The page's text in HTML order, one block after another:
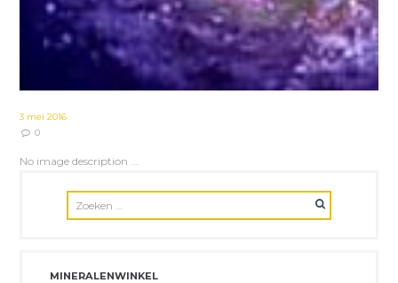
3 mei 2016
0
No image description ...
MINERALENWINKEL